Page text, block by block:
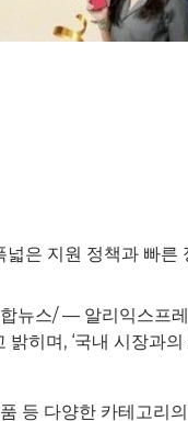
은 지원 정책과 빠른
스/ — 알리익스프
히며, ‘국내 시장과의
등 다양한 카테고리